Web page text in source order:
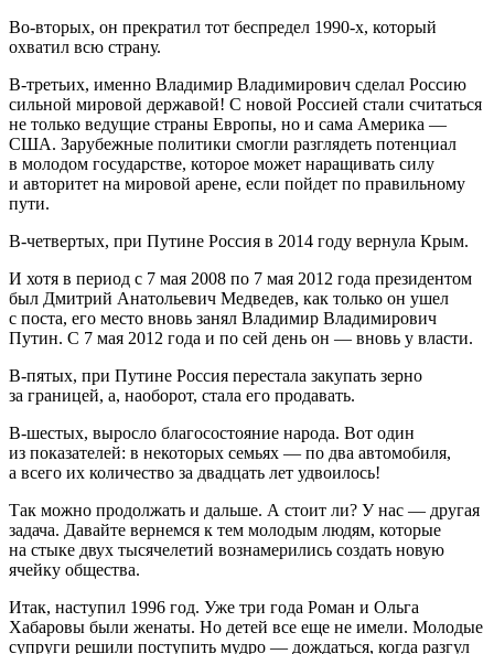
Во-вторых, он прекратил тот беспредел 1990-х, который
охватил всю страну.
В-третьих, именно Владимир Владимирович сделал Россию
сильной мировой державой! С новой Россией стали считаться
не только ведущие страны Европы, но и сама Америка —
США. Зарубежные политики смогли разглядеть потенциал
в молодом государстве, которое может наращивать силу
и авторитет на мировой арене, если пойдет по правильному
пути.
В-четвертых, при Путине Россия в 2014 году вернула Крым.
И хотя в период с 7 мая 2008 по 7 мая 2012 года президентом
был Дмитрий Анатольевич Медведев, как только он ушел
с поста, его место вновь занял Владимир Владимирович
Путин. С 7 мая 2012 года и по сей день он — вновь у власти.
В-пятых, при Путине Россия перестала закупать зерно
за границей, а, наоборот, стала его продавать.
В-шестых, выросло благосостояние народа. Вот один
из показателей: в некоторых семьях — по два автомобиля,
а всего их количество за двадцать лет удвоилось!
Так можно продолжать и дальше. А стоит ли? У нас — другая
задача. Давайте вернемся к тем молодым людям, которые
на стыке двух тысячелетий вознамерились создать новую
ячейку общества.
Итак, наступил 1996 год. Уже три года Роман и Ольга
Хабаровы были женаты. Но детей все еще не имели. Молодые
супруги решили поступить мудро — дождаться, когда разгул